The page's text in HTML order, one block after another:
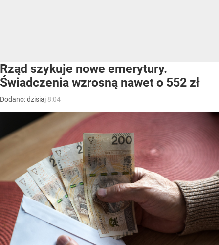
Rząd szykuje nowe emerytury.
Świadczenia wzrosną nawet o 552 zł
Dodano:dzisiaj 8:04